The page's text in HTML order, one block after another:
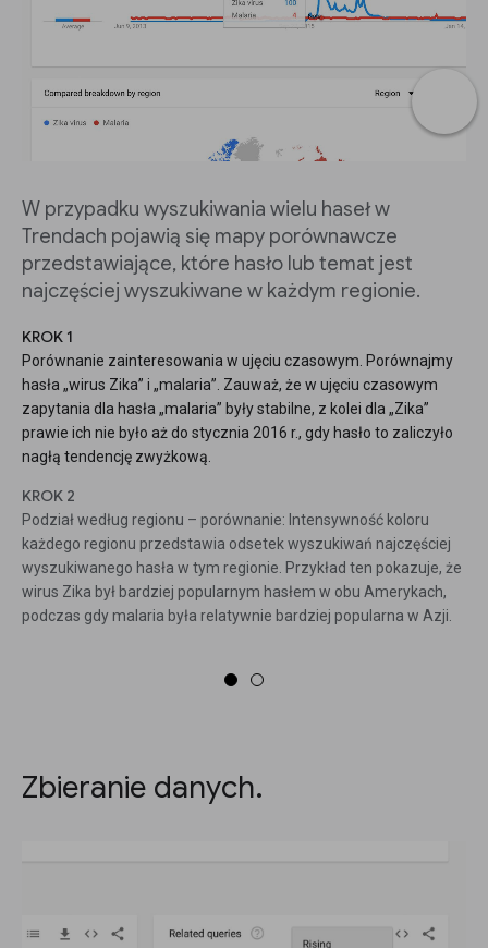
W przypadku wyszukiwania wielu haseł w
Trendach pojawią się mapy porównawcze
przedstawiające, które hasło lub temat jest
najczęściej wyszukiwane w każdym regionie.
KROK 1
Porównanie zainteresowania w ujęciu czasowym. Porównajmy
hasła „wirus Zika” i „malaria”. Zauważ, że w ujęciu czasowym
zapytania dla hasła „malaria” były stabilne, z kolei dla „Zika”
prawie ich nie było aż do stycznia 2016 r., gdy hasło to zaliczyło
nagłą tendencję zwyżkową.
KROK 2
Podział według regionu – porównanie: Intensywność koloru
każdego regionu przedstawia odsetek wyszukiwań najczęściej
wyszukiwanego hasła w tym regionie. Przykład ten pokazuje, że
wirus Zika był bardziej popularnym hasłem w obu Amerykach,
podczas gdy malaria była relatywnie bardziej popularna w Azji.
Zbieranie danych.